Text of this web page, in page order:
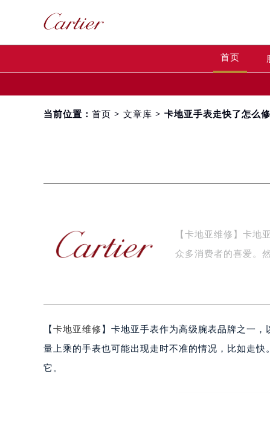
首页
当前位置： 首页 > 文章库 > 卡地亚手表走快了怎么
【卡地亚维修】卡地
众多消费者的喜爱。
【 卡地亚维修 】卡地亚手表作为高级腕表品牌之一
量上乘的手表也可能出现走时不准的情况，比如走
它。